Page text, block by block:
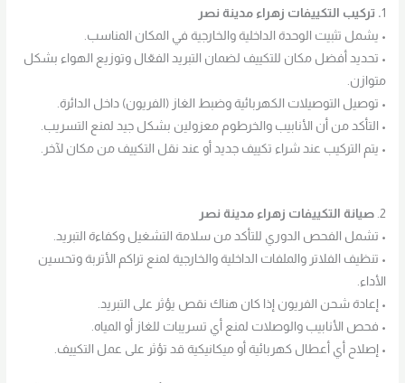
1. تركيب التكييفات زهراء مدينة نصر
• يشمل تثبيت الوحدة الداخلية والخارجية في المكان المناسب.
• تحديد أفضل مكان للتكييف لضمان التبريد الفعّال وتوزيع الهواء بشكل
متوازن.
• توصيل التوصيلات الكهربائية وضبط الغاز (الفريون) داخل الدائرة.
• التأكد من أن الأنابيب والخرطوم معزولين بشكل جيد لمنع التسريب.
• يتم التركيب عند شراء تكييف جديد أو عند نقل التكييف من مكان لآخر.
2. صيانة التكييفات زهراء مدينة نصر
• تشمل الفحص الدوري للتأكد من سلامة التشغيل وكفاءة التبريد.
• تنظيف الفلاتر والملفات الداخلية والخارجية لمنع تراكم الأتربة وتحسين
الأداء.
• إعادة شحن الفريون إذا كان هناك نقص يؤثر على التبريد.
• فحص الأنابيب والوصلات لمنع أي تسريبات للغاز أو المياه.
• إصلاح أي أعطال كهربائية أو ميكانيكية قد تؤثر على عمل التكييف.